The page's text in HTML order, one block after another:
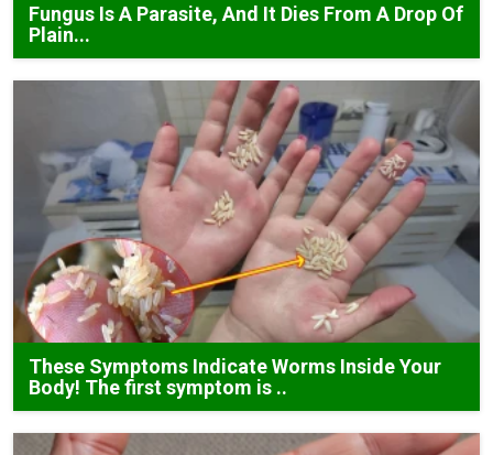
Fungus Is A Parasite, And It Dies From A Drop Of
Plain...
These Symptoms Indicate Worms Inside Your
Body! The first symptom is ..